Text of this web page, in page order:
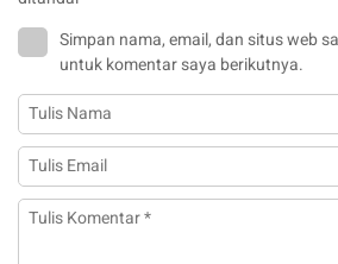
Simpan nama, email, dan situs web
untuk komentar saya berikutnya.